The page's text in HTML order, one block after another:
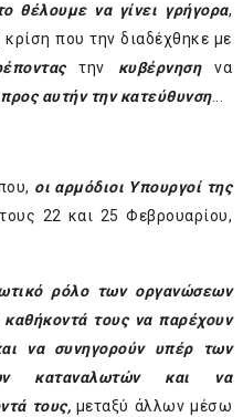
θέλουμε να γίνει γρήγορα,
που την διαδέχθηκε με
την κυβέρνησηνα
αυτήν την κατεύθυνση...
οι αρμόδιοι Υπουργοί της
22 και 25 Φεβρουαρίου,
ρόλο των οργανώσεων
καθήκοντά τους να παρέχουν
να συνηγορούν υπέρ των
καταναλωτών και να
τους, μεταξύ άλλων μέσω